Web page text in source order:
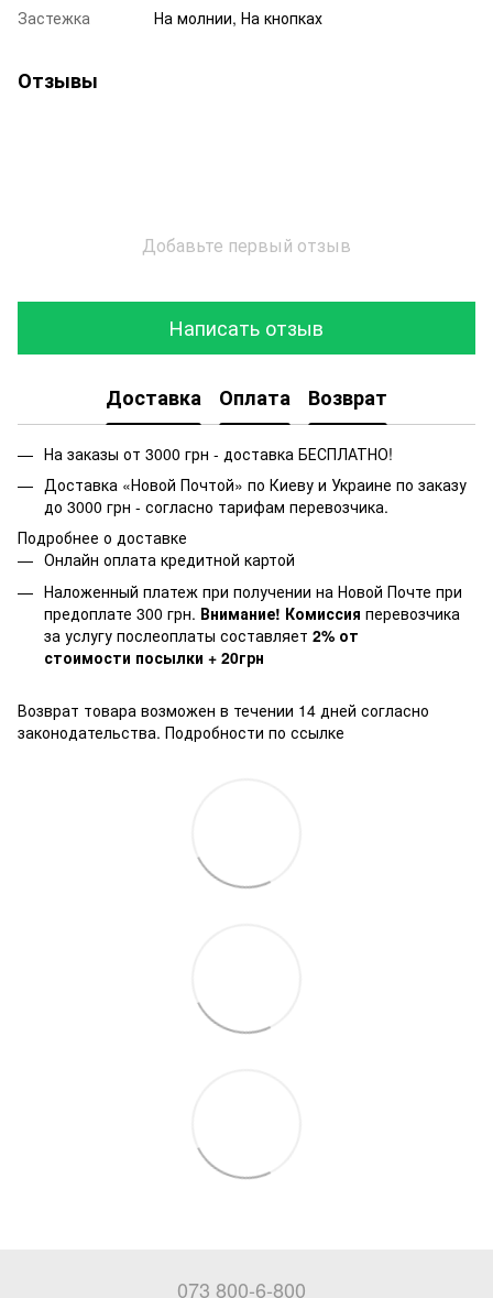
Застежка
На молнии, На кнопках
Отзывы
Добавьте первый отзыв
Написать отзыв
Доставка Оплата Возврат
На заказы от 3000 грн - доставка БЕСПЛАТНО!
Доставка «Новой Почтой» по Киеву и Украине по заказу
до 3000 грн - согласно тарифам перевозчика.
Подробнее о доставке
Онлайн оплата кредитной картой
Наложенный платеж при получении на Новой Почте при
предоплате 300 грн. Внимание! Комиссия перевозчика
за услугу послеоплаты составляет 2% от
стоимости посылки + 20грн
Возврат товара возможен в течении 14 дней согласно
законодательства. Подробности по ссылке
073 800-6-800